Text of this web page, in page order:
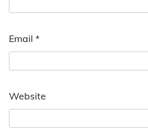
Email *
Website